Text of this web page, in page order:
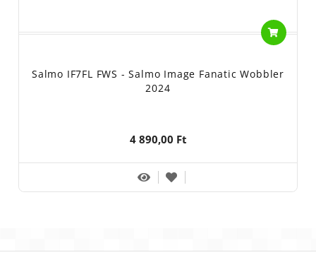
Salmo IF7FL FWS - Salmo Image Fanatic Wobbler
2024
4 890,00 Ft